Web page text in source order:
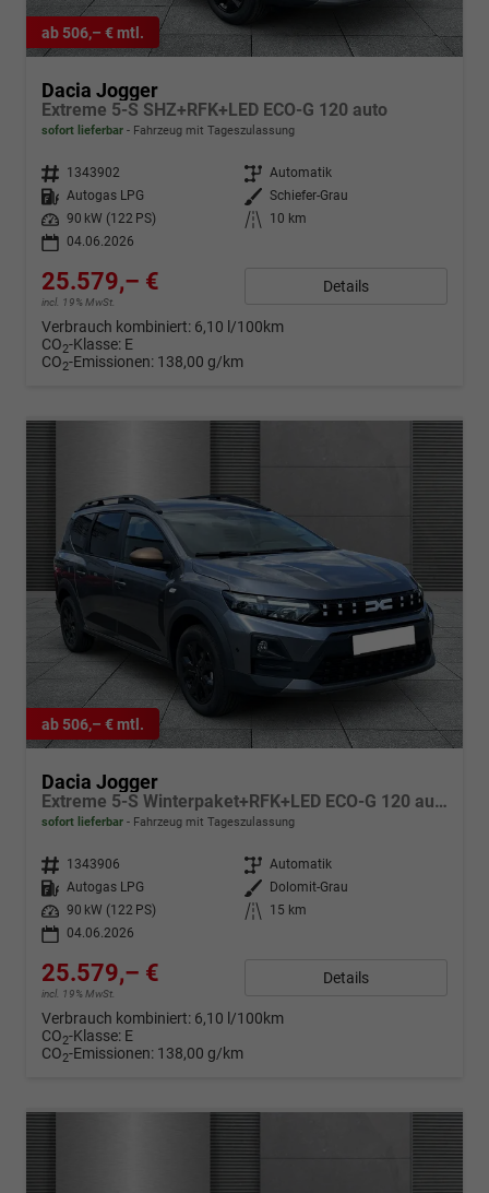
ab 506,– € mtl.
Dacia Jogger
Extreme 5-S SHZ+RFK+LED ECO-G 120 auto
sofort lieferbar Fahrzeug mit Tageszulassung
Fahrzeugnr. 1343902 Getriebe Automatik
Kraftstoff Autogas LPG Außenfarbe Schiefer-Grau
Leistung
90 kW (122 PS) Kilometerstand
10 km
04.06.2026
25.579,– €
incl. 19% MwSt.
Details
Verbrauch kombiniert: 6,10 l/100km
CO2-Klasse: E
CO2-Emissionen: 138,00 g/km
ab 506,– € mtl.
Dacia Jogger
Extreme 5-S Winterpaket+RFK+LED ECO-G 120 auto
sofort lieferbar Fahrzeug mit Tageszulassung
Fahrzeugnr. 1343906 Getriebe Automatik
Kraftstoff Autogas LPG Außenfarbe
Dolomit-Grau
Leistung
90 kW (122 PS) Kilometerstand
15 km
04.06.2026
25.579,– €
incl. 19% MwSt.
Details
Verbrauch kombiniert: 6,10 l/100km
CO2-Klasse: E
CO2-Emissionen: 138,00 g/km